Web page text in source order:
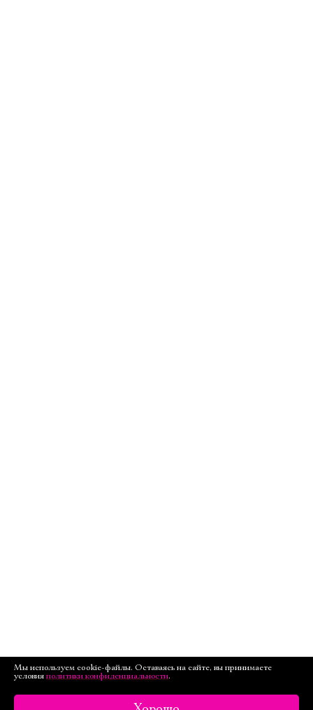
Мы используем cookie-файлы. Оставаясь на сайте, вы принимаете
условия политики конфиденциальности.